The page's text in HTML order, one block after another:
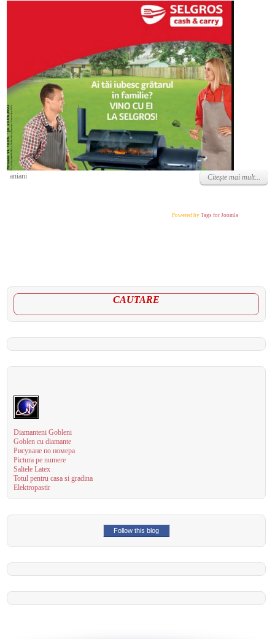
Vineri, 10 Iunie 2022
aniani Citeşte mai mult...
Powered by Tags for Joomla
CAUTARE
Diamanteni Gobleni
Goblen cu diamante
Рисуване по номера
Pictura pe numere
Saltele Latex
Totul pentru casa si gradina
Elektropastir
Follow this blog